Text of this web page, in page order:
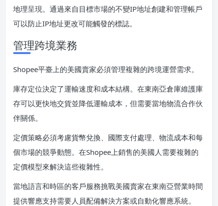
地理呈現。通過來自目標市場的不變IP地址創建和管理帳戶
可以防止IP地址更改可能觸發的標誌。
管理跨境業務
Shopee平臺上的美國賣家必須管理複雜的跨境運營需求。
庫存定位決定了運輸速度和成本結構。在東南亞倉庫維護庫
存可以更快地交貨並降低運輸成本，但需要當地物流合作伙
伴關係。
定價策略必須考慮貨幣兌換、國際支付處理、物流成本和每
個市場的競爭動態。在Shopee上銷售的美國人需要複雜的
定價模型來解決這些複雜性。
當地語言和時區的客戶服務挑戰美國賣家在東南亞營業時間
提供響應支持需要人員配備解決方案或自動化響應系統。